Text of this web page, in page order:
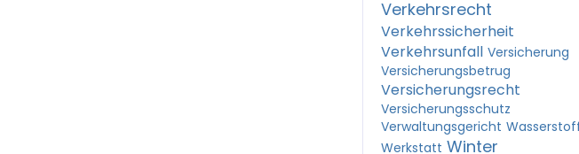
Verkehrsrecht
Verkehrssicherheit
Verkehrsunfall Versicherung
Versicherungsbetrug
Versicherungsrecht
Versicherungsschutz
Verwaltungsgericht
Werkstatt Winter